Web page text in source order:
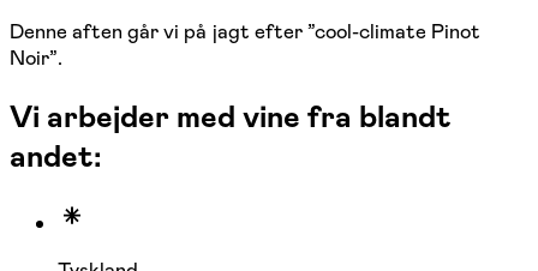
Denne aften går vi på jagt efter ”cool-climate Pinot
Noir”.
Vi arbejder med vine fra blandt
andet: